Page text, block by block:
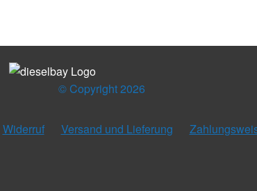
© Copyright 2026
Widerruf Versand und Lieferung